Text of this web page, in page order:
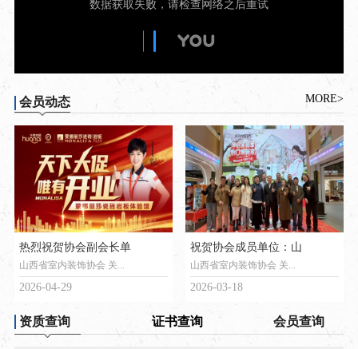
会员动态 MORE>
热烈祝贺协会副会长单
山西省室内装饰协会 关...
2026-04-29
祝贺协会成员单位：山
山西省室内装饰协会 关...
2026-03-18
资质查询 证书查询 会员查询